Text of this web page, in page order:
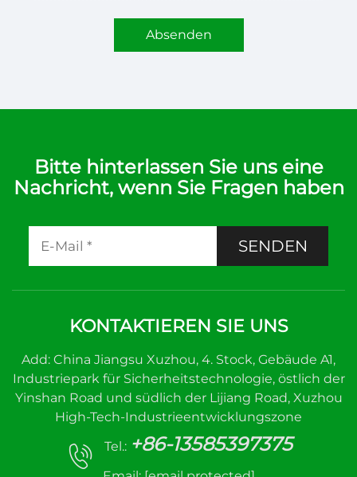
Absenden
Bitte hinterlassen Sie uns eine
Nachricht, wenn Sie Fragen haben
SENDEN
KONTAKTIEREN SIE UNS
Add: China Jiangsu Xuzhou, 4. Stock, Gebäude A1,
Industriepark für Sicherheitstechnologie, östlich der
Yinshan Road und südlich der Lijiang Road, Xuzhou
High-Tech-Industrieentwicklungszone
Tel.: +86-13585397375